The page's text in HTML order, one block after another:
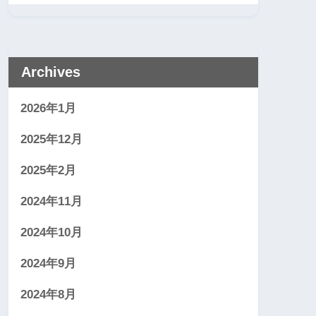
Archives
2026年1月
2025年12月
2025年2月
2024年11月
2024年10月
2024年9月
2024年8月